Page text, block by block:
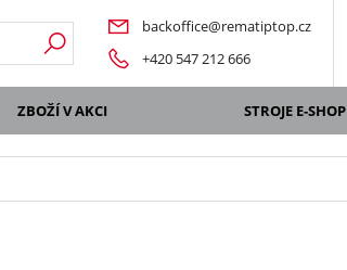
backoffice@rematiptop.cz
+420 547 212 666
ZBOŽÍ V AKCI STROJE E-SHOP